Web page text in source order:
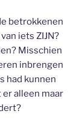
betrokkenen
iets ZIJN?
Misschien
inbrengen
had kunnen
alleen maar